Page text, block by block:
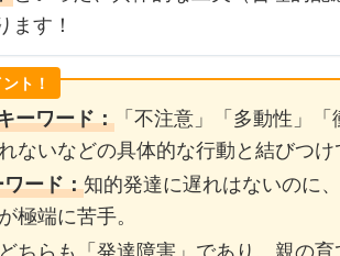
ます！
ト！
ーワード：「不注意」「多動性」
ないなどの具体的な行動と結びつけ
ード：知的発達に遅れはないのに、
極端に苦手。
ちらも「発達障害」であり、親の